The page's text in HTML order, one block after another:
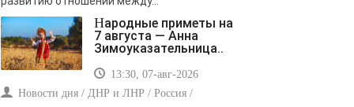
Народные приметы на
7 августа — Анна
Зимоуказательница..
13:30, 07-авг-2026
Новости дня / ДНР и ЛНР / Россия /